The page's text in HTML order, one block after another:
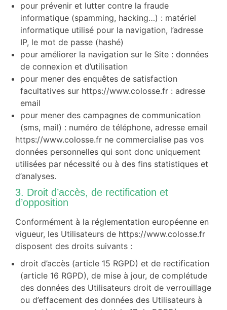
pour prévenir et lutter contre la fraude
informatique (spamming, hacking…) : matériel
informatique utilisé pour la navigation, l’adresse
IP, le mot de passe (hashé)
pour améliorer la navigation sur le Site : données
de connexion et d’utilisation
pour mener des enquêtes de satisfaction
facultatives sur https://www.colosse.fr : adresse
email
pour mener des campagnes de communication
(sms, mail) : numéro de téléphone, adresse email
https://www.colosse.fr ne commercialise pas vos
données personnelles qui sont donc uniquement
utilisées par nécessité ou à des fins statistiques et
d’analyses.
3. Droit d’accès, de rectification et
d’opposition
Conformément à la réglementation européenne en
vigueur, les Utilisateurs de https://www.colosse.fr
disposent des droits suivants :
droit d’accès (article 15 RGPD) et de rectification
(article 16 RGPD), de mise à jour, de complétude
des données des Utilisateurs droit de verrouillage
ou d’effacement des données des Utilisateurs à